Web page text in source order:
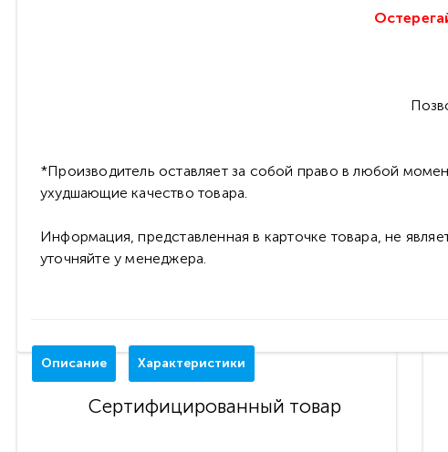
*Производитель оставляет за собой право в любой
ухудшающие качество товара.
Информация, представленная в карточке товара, не
уточняйте у менеджера.
Описание Характеристики
Сертифицированный товар